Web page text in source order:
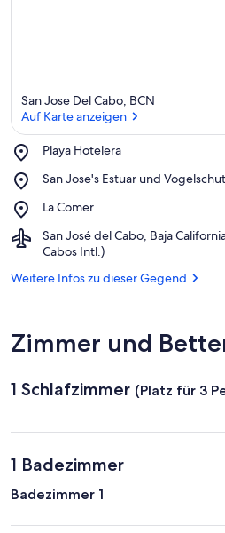
San Jose Del Cabo, BCN
Auf Karte anzeigen
Playa Hotelera
Place,
Hotelera
San Jose's Estuar und
Place,
Jose's
und
Vogelschutzgebiet
La Comer
Place,
Comer
San José del Cabo, Baja
Cabos Intl.)
Airport,
San
del
Sur
Cabos
Weitere Infos zu dieser Gegend
Zimmer und
1 Schlafzimmer (Platz für 3
1 Badezimmer
Badezimmer 1